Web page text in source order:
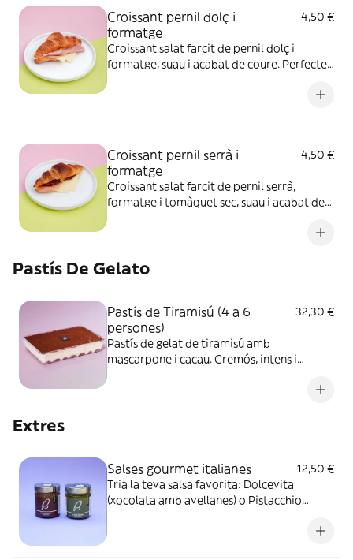
Croissant pernil dolç i
formatge
4,50 €
Croissant salat farcit de pernil dolç i
formatge, suau i acabat de coure. Perfecte
Croissant pernil serrà i
formatge
4,50 €
Croissant salat farcit de pernil serrà,
formatge i tomàquet sec, suau i acabat de
Pastís De Gelato
Pastís de Tiramisú (4 a 6
persones)
32,30 €
Pastís de gelat de tiramisú amb
mascarpone i cacau. Cremós, intens i
Extres
Salses gourmet italianes
12,50 €
Tria la teva salsa favorita: Dolcevita
(xocolata amb avellanes) o Pistacchio